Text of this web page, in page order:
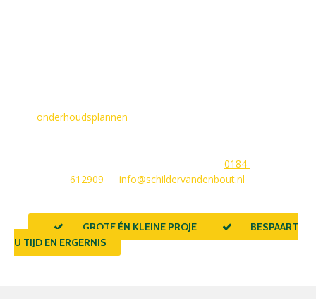
onderhoudsplannen
0184-
612909
info@schildervandenbout.nl
GROTE ÉN KLEINE PROJECTEN
BESPAART
U TIJD EN ERGERNIS